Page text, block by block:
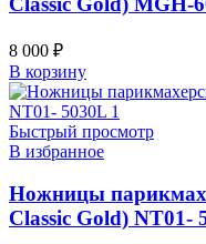
8 000 ₽
В корзину
Быстрый просмотр
В избранное
Ножницы
Classic Gold) NT01-